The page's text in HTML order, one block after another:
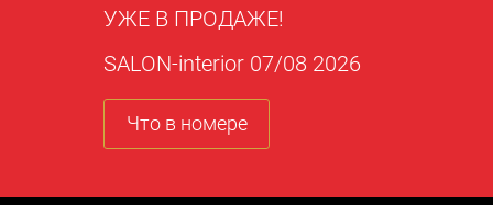
УЖЕ В ПРОДАЖЕ!
SALON-interior 07/08 2026
Что в номере